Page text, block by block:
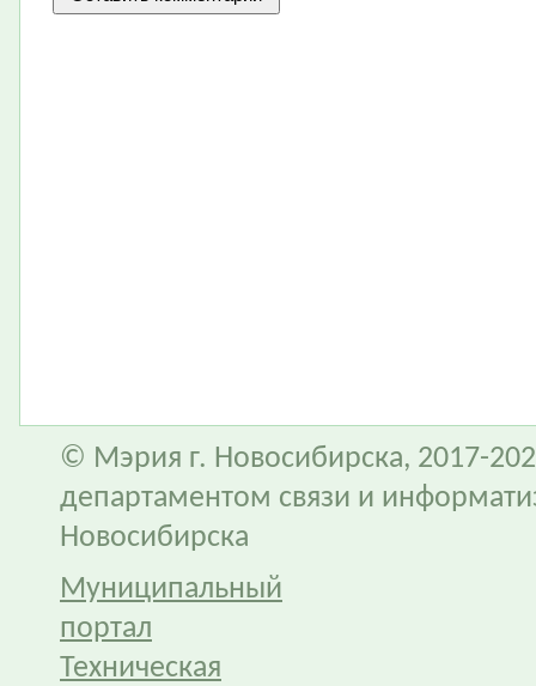
© Мэрия г. Новосибирска, 2017-
департаментом связи и
Новосибирска
Муниципальный
портал
Техническая